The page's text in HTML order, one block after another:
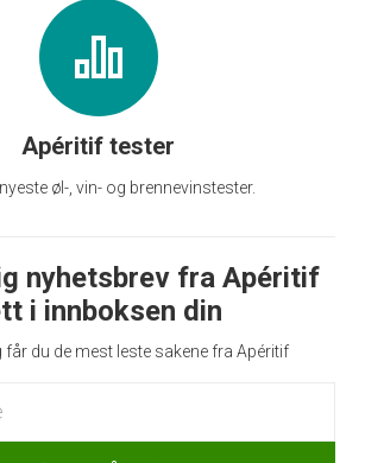
Apéritif tester
øl-, vin- og brennevinstester.
nyhetsbrev fra Apéritif
i innboksen din
får du de mest leste sakene fra Apéritif